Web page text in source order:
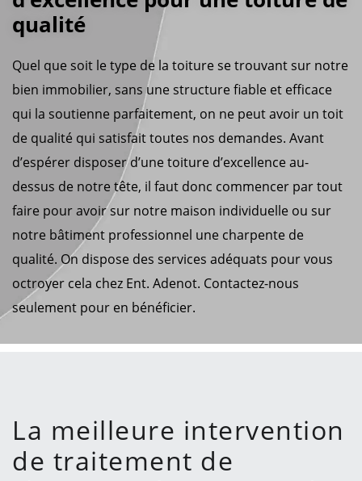
qualité
Quel que soit le type de la toiture se trouvant sur notre
bien immobilier, sans une structure fiable et efficace
qui la soutienne parfaitement, on ne peut avoir un toit
de qualité qui satisfait toutes nos demandes. Avant
d’espérer disposer d’une toiture d’excellence au-
dessus de notre tête, il faut donc commencer par tout
faire pour avoir sur notre maison individuelle ou sur
notre bâtiment professionnel une charpente de
qualité. On dispose des services adéquats pour vous
octroyer cela chez Ent. Adenot. Contactez-nous
seulement pour en bénéficier.
La meilleure intervention
de traitement de